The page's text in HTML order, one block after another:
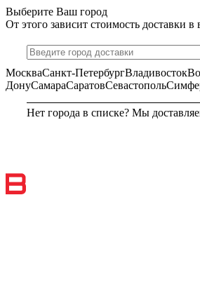
Выберите Ваш город
От этого зависит стоимость доставки в
МоскваСанкт-ПетербургВладивосток
ДонуСамараСаратовСевастополь
Нет города в списке? Мы